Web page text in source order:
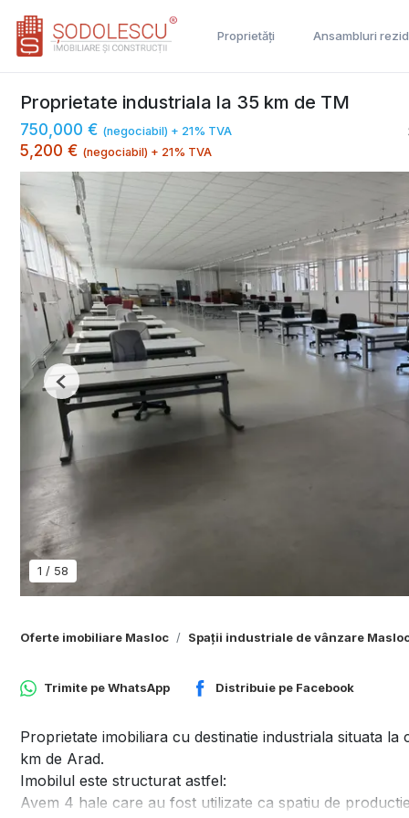
Proprietăți Ansambluri
Proprietate industriala la 35 km de TM
750,000 € (negociabil) + 21% TVA
5,200 € (negociabil) + 21% TVA
1 / 58
Previous
Oferte imobiliare Masloc Spații industriale de vânzare
Trimite peWhatsApp Distribuie pe Facebook
Proprietate imobiliara cu destinatie industriala situata
km de Arad.
Imobilul este structurat astfel:
Avem 4 hale care au fost utilizate ca spatiu de